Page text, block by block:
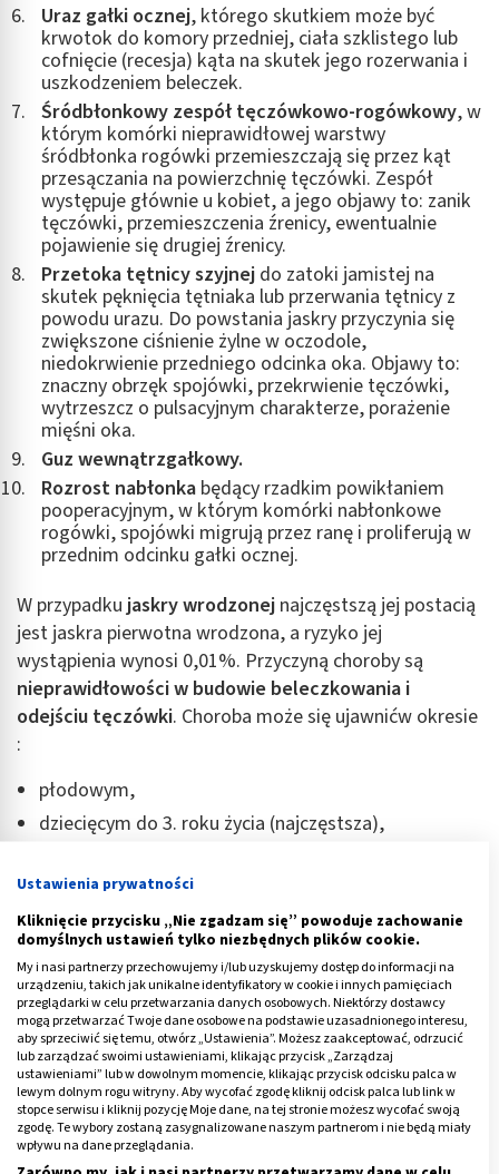
Uraz gałki ocznej, którego skutkiem może być
krwotok do komory przedniej, ciała szklistego lub
cofnięcie (recesja) kąta na skutek jego rozerwania i
uszkodzeniem beleczek.
Śródbłonkowy zespół tęczówkowo-rogówkowy, w
którym komórki nieprawidłowej warstwy
śródbłonka rogówki przemieszczają się przez kąt
przesączania na powierzchnię tęczówki. Zespół
występuje głównie u kobiet, a jego objawy to: zanik
tęczówki, przemieszczenia źrenicy, ewentualnie
pojawienie się drugiej źrenicy.
Przetoka tętnicy szyjnej do zatoki jamistej na
skutek pęknięcia tętniaka lub przerwania tętnicy z
powodu urazu. Do powstania jaskry przyczynia się
zwiększone ciśnienie żylne w oczodole,
niedokrwienie przedniego odcinka oka. Objawy to:
znaczny obrzęk spojówki, przekrwienie tęczówki,
wytrzeszcz o pulsacyjnym charakterze, porażenie
mięśni oka.
Guz wewnątrzgałkowy.
Rozrost nabłonka będący rzadkim powikłaniem
pooperacyjnym, w którym komórki nabłonkowe
rogówki, spojówki migrują przez ranę i proliferują w
przednim odcinku gałki ocznej.
W przypadku jaskry wrodzonej najczęstszą jej postacią
jest jaskra pierwotna wrodzona, a ryzyko jej
wystąpienia wynosi 0,01%. Przyczyną choroby są
nieprawidłowości w budowie beleczkowania i
odejściu tęczówki. Choroba może się ujawnićw okresie
:
płodowym,
dziecięcym do 3. roku życia (najczęstsza),
Jaskra wrodzona bywa też jednym z elementów
wrodzonych zespołów chorobowych tj.:
zaburzenia rozwojowe tęczówki i rogówki (zespół
Axenfelda-Riegera, aniridia),
zespół Sturge’a Webera,
choroba Recklinghausena,
zespół Marfana,
homocystynuria,
Ustawienia prywatności
Kliknięcie przycisku „Nie zgadzam się” powoduje zachowanie
domyślnych ustawień tylko niezbędnych plików cookie.
My i nasi partnerzy przechowujemy i/lub uzyskujemy dostęp do informacji na
urządzeniu, takich jak unikalne identyfikatory w cookie i innych pamięciach
przeglądarki w celu przetwarzania danych osobowych. Niektórzy dostawcy
mogą przetwarzać Twoje dane osobowe na podstawie uzasadnionego interesu,
aby sprzeciwić się temu, otwórz „Ustawienia”. Możesz zaakceptować, odrzucić
lub zarządzać swoimi ustawieniami, klikając przycisk „Zarządzaj
ustawieniami” lub w dowolnym momencie, klikając przycisk odcisku palca w
lewym dolnym rogu witryny. Aby wycofać zgodę kliknij odcisk palca lub link w
stopce serwisu i kliknij pozycję Moje dane, na tej stronie możesz wycofać swoją
zgodę. Te wybory zostaną zasygnalizowane naszym partnerom i nie będą miały
wpływu na dane przeglądania.